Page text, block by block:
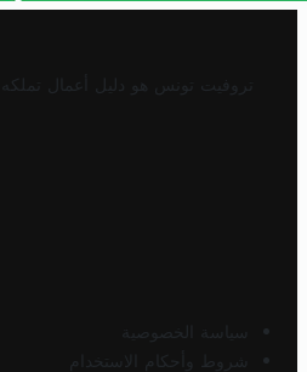
تروفيت تونس هو دليل أعمال
سياسة الخصوصية
شروط وأحكام الاستخدام